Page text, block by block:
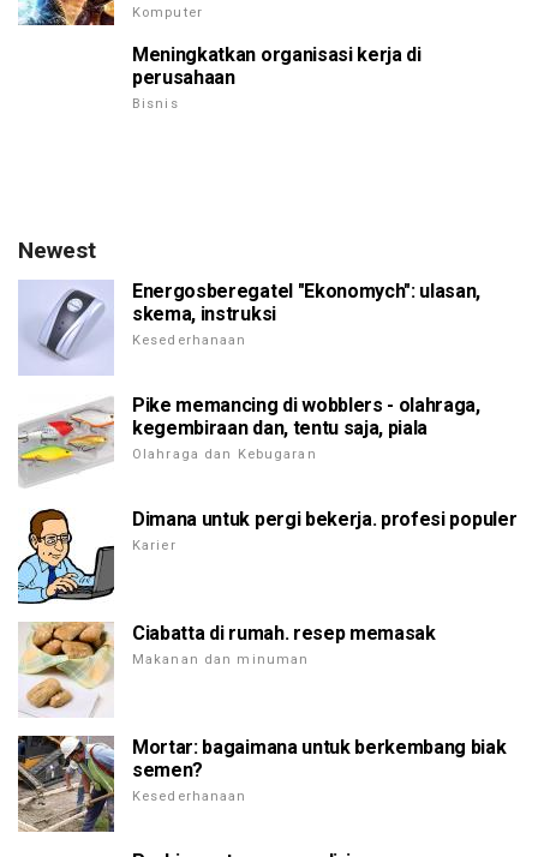
Komputer
Meningkatkan organisasi kerja di
perusahaan
Bisnis
Newest
Energosberegatel "Ekonomych": ulasan,
skema, instruksi
Kesederhanaan
Pike memancing di wobblers - olahraga,
kegembiraan dan, tentu saja, piala
Olahraga dan Kebugaran
Dimana untuk pergi bekerja. profesi populer
Karier
Ciabatta di rumah. resep memasak
Makanan dan minuman
Mortar: bagaimana untuk berkembang biak
semen?
Kesederhanaan